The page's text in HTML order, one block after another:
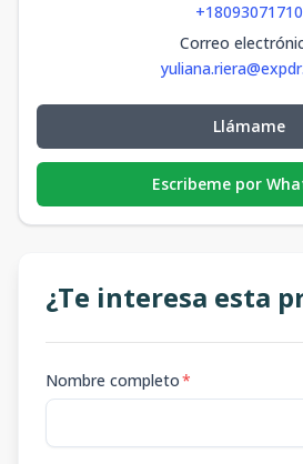
+18093071710
Correo
Llámame
Escribeme por
¿Te interesa esta
Nombre completo*